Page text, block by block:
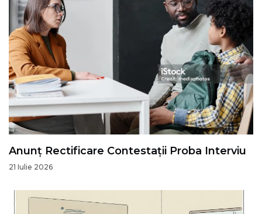
Anunț Rectificare Contestații Proba Interviu
21 Iulie 2026